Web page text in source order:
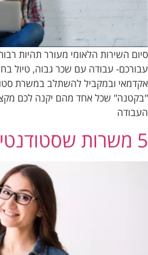
סיום השירות הלאומי מעורר תהיות
עבורכם- עבודה עם שכר גבוה, טיול
אקדמאי ובמקביל להשתלב במשרת
"בקטנה" שכל אחד מהם יקנה לכם
העבודה
5 משרות שסטודנטים אוהבים